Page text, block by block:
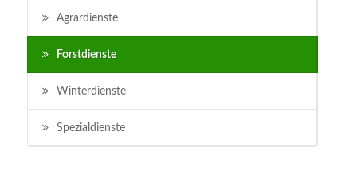
Agrardienste
Forstdienste
Winterdienste
Spezialdienste